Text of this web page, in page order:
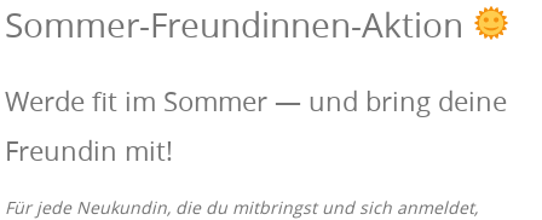
Sommer-Freundinnen-Aktion
Werde fit im Sommer — und bring deine
Freundin mit!
Für jede Neukundin, die du mitbringst und sich anmeldet,